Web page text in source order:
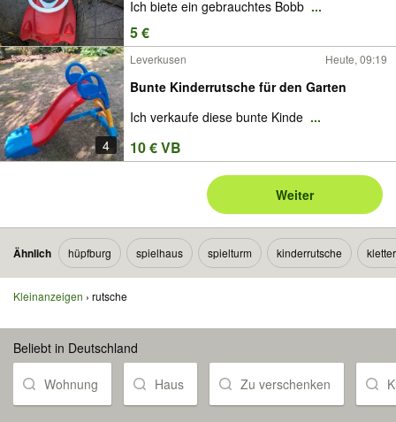
Ich biete ein gebrauchtes Bobb ...
5 €
4
Leverkusen Heute, 09:19
Bunte Kinderrutsche für den Garten
Ich verkaufe diese bunte Kinde ...
10 € VB
Weiter
Ähnlich hüpfburg spielhaus spielturm kinderrutsche
Kleinanzeigen rutsche
Beliebt in Deutschland
Wohnung Haus Zu verschenken